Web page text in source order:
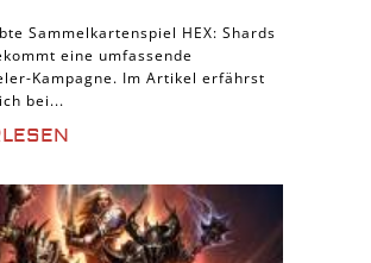
Sammelkartenspiel HEX: Shards
eine umfassende
Kampagne. Im Artikel erfährst
bei...